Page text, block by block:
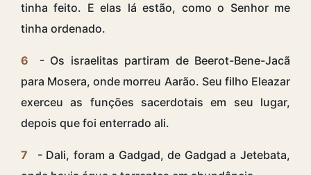
tinha feito. E elas lá estão, como o Senhor me
tinha ordenado.
6
- Os israelitas partiram de Beerot-Bene-Jacã
para Mosera, onde morreu Aarão. Seu filho Eleazar
exerceu as funções sacerdotais em seu lugar,
depois que foi enterrado ali.
7
- Dali, foram a Gadgad, de Gadgad a Jetebata,